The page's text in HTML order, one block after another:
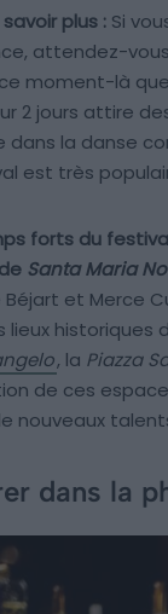
plus : Si
attendez-
moment-là
2 jours attire
dans la danse
est très
forts du
Santa Maria
Béjart et Merce
lieux historiques
, la Piazza
de ces
nouveaux
dans la